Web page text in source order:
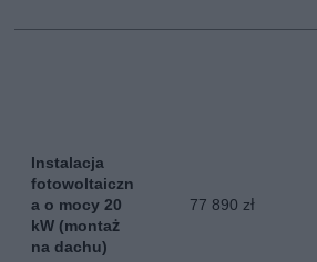
Instalacja
fotowoltaiczn
a o mocy 20
kW (montaż
na dachu)
77 890 zł